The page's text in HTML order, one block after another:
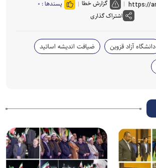
گزارش خطا پسندها : ۰
اشتراک گذاری
دانشگاه آزاد قزوین
ضیافت اندیشه اساتید